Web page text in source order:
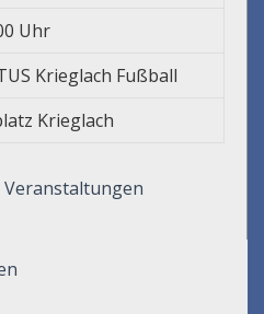
Uhr
Krieglach Fußball
Krieglach
Veranstaltungen